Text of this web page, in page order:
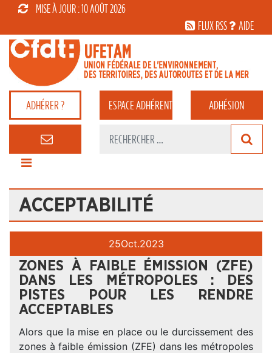
MISE À JOUR : 10 AOÛT 2026
FLUX RSS
AIDE
ADHÉRER ? ESPACEADHÉRENT ADHÉSION
ACCEPTABILITÉ
25Oct.2023
ZONES À FAIBLE ÉMISSION (ZFE)
DANS LES MÉTROPOLES : DES
PISTES POUR LES RENDRE
ACCEPTABLES
Alors que la mise en place ou le durcissement des
zones à faible émission (ZFE) dans les métropoles